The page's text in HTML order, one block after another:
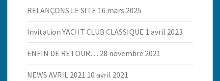
RELANÇONS LE SITE 16 mars 2025
Invitation YACHT CLUB CLASSIQUE 1 avril 2023
ENFIN DE RETOUR… 28 novembre 2021
NEWS AVRIL 2021 10 avril 2021